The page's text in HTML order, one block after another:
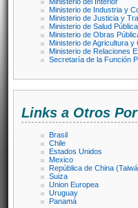
Ministerio de Industria y
Ministerio de Justicia y
Ministerio de Salud
Ministerio de Obras
Ministerio de Agricultura y
Ministerio de Relaciones
Secretaría de la Función
Links a Otros
Brasil
Chile
Estados Unidos
Mexico
República de China
Suiza
Union Europea
Uruguay
Panamá